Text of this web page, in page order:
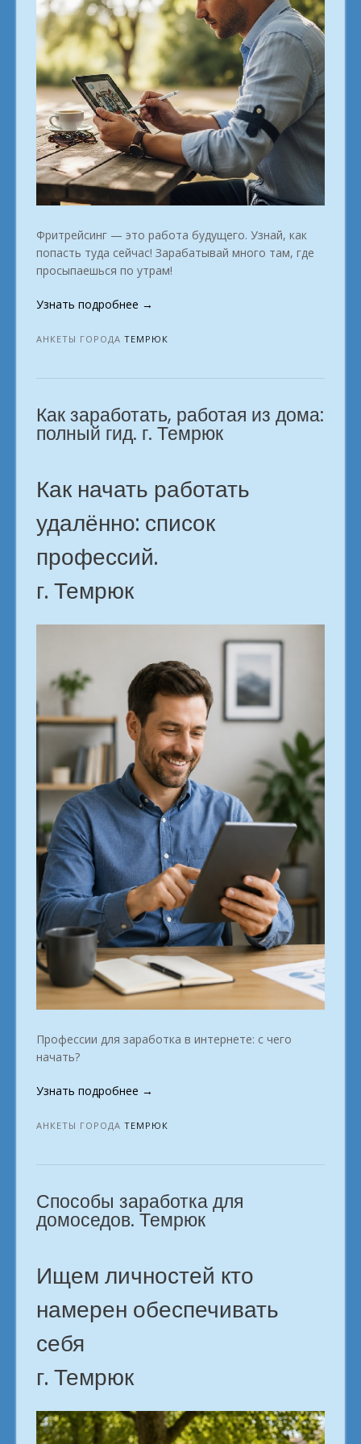
Фритрейсинг — это работа будущего. Узнай, как
попасть туда сейчас! Зарабатывай много там, где
просыпаешься по утрам!
Узнать подробнее «Как
работать
список
Темрюк»
→
АНКЕТЫ ГОРОДА ТЕМРЮК
Как заработать, работая из дома:
полный гид. г. Темрюк
Как начать работать
удалённо: список
профессий.
г. Темрюк
Профессии для заработка в интернете: с чего
начать?
Узнать подробнее «Как
работая
гид.
г.
Темрюк»
→
АНКЕТЫ ГОРОДА ТЕМРЮК
Способы заработка для
домоседов. Темрюк
Ищем личностей кто
намерен обеспечивать
себя
г. Темрюк